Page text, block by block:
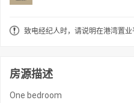
致电经纪人时，请说明在港湾置业
房源描述
One bedroom